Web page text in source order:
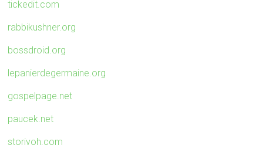
tickedit.com
rabbikushner.org
bossdroid.org
lepanierdegermaine.org
gospelpage.net
paucek.net
storiyoh.com